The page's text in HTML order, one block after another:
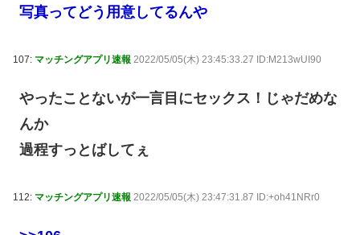
写真ってどう用意してるんや
107: マッチングアプリ速報 2022/05/05(木) 23:45:33.27 ID:M213wUI90
やったことないが一言目にセックス！じゃだめな
んか
過程すっとばしてぇ
112: マッチングアプリ速報 2022/05/05(木) 23:47:31.87 ID:+oh41NRr0